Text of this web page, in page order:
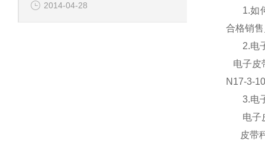
2014-04-28
1.如
合格销
2.电
电子皮
N 17-3-
3.电
电子
皮带